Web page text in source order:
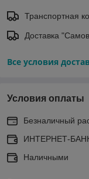
Транспортная
Доставка
Все условия
Условия оплаты
Безналичный
ИНТЕРНЕТ-
Наличными